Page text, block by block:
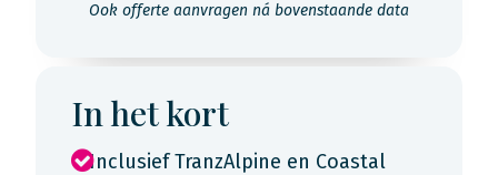
Ook offerte aanvragen ná bovenstaande data
In het kort
Inclusief TranzAlpine en Coastal